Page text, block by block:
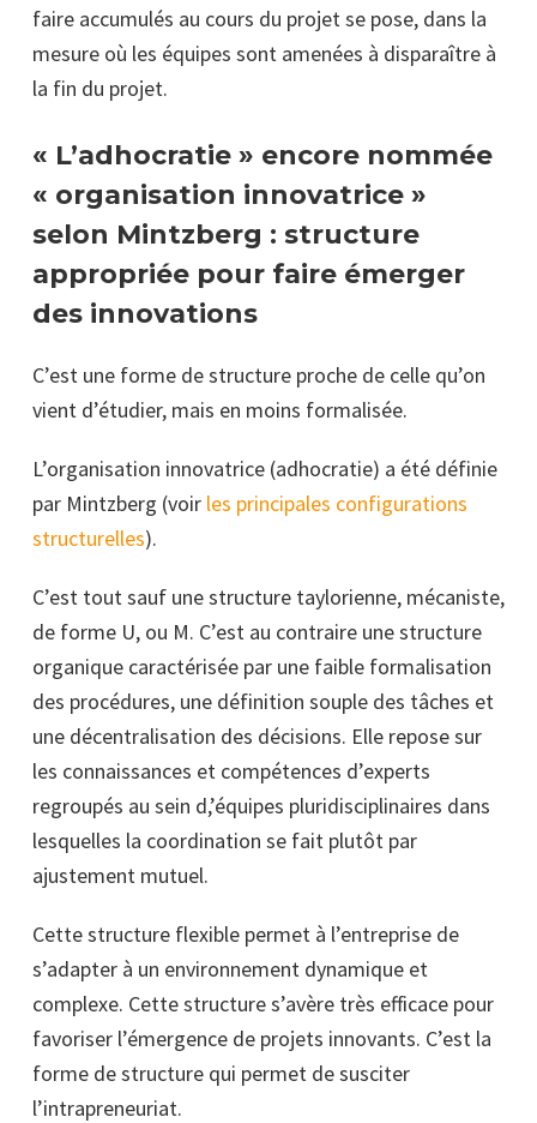
faire accumulés au cours du projet se pose, dans la
mesure où les équipes sont amenées à disparaître à
la fin du projet.
« L’adhocratie » encore nommée
« organisation innovatrice »
selon Mintzberg : structure
appropriée pour faire émerger
des innovations
C’est une forme de structure proche de celle qu’on
vient d’étudier, mais en moins formalisée.
L’organisation innovatrice (adhocratie) a été définie
par Mintzberg (voir les principales configurations
structurelles).
C’est tout sauf une structure taylorienne, mécaniste,
de forme U, ou M. C’est au contraire une structure
organique caractérisée par une faible formalisation
des procédures, une définition souple des tâches et
une décentralisation des décisions. Elle repose sur
les connaissances et compétences d’experts
regroupés au sein d,’équipes pluridisciplinaires dans
lesquelles la coordination se fait plutôt par
ajustement mutuel.
Cette structure flexible permet à l’entreprise de
s’adapter à un environnement dynamique et
complexe. Cette structure s’avère très efficace pour
favoriser l’émergence de projets innovants. C’est la
forme de structure qui permet de susciter
l’intrapreneuriat.